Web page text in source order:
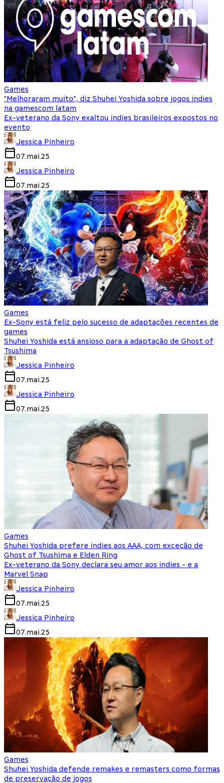
Games
"Melhoraram muito", diz Shuhei Yoshida sobre jogos indies
na gamescom latam
Ex-veterano da Sony exaltou indies brasileiros expostos no
evento
Jessica Pinheiro
07.mai.25
Jessica Pinheiro
07.mai.25
Games
Ex-Sony está feliz pelo sucesso de adaptações recentes de
games
Shuhei Yoshida está ansioso para a adaptação de Ghost of
Tsushima
Jessica Pinheiro
07.mai.25
Jessica Pinheiro
07.mai.25
Games
Shuhei Yoshida prefere indies aos AAA, com exceção de
Ghost of Tsushima e Elden Ring
Ex-veterano da Sony declara seu amor aos indies - e a
Marvel Snap
Jessica Pinheiro
07.mai.25
Jessica Pinheiro
07.mai.25
Games
Shuhei Yoshida defende remakes e remasters como formas
de preservação de jogos